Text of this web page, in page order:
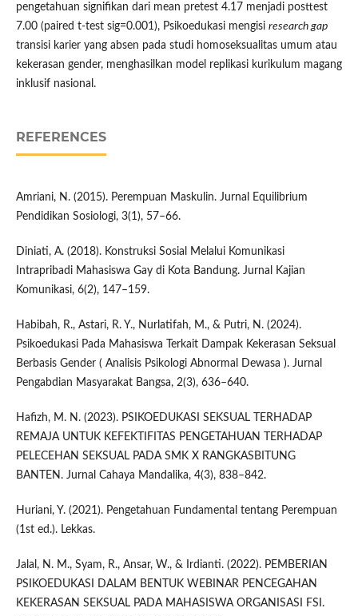
pengetahuan signifikan dari mean pretest 4.17 menjadi posttest
7.00 (paired t-test sig=0.001), Psikoedukasi mengisi research gap
transisi karier yang absen pada studi homoseksualitas umum atau
kekerasan gender, menghasilkan model replikasi kurikulum magang
inklusif nasional.
REFERENCES
Amriani, N. (2015). Perempuan Maskulin. Jurnal Equilibrium
Pendidikan Sosiologi, 3(1), 57–66.
Diniati, A. (2018). Konstruksi Sosial Melalui Komunikasi
Intrapribadi Mahasiswa Gay di Kota Bandung. Jurnal Kajian
Komunikasi, 6(2), 147–159.
Habibah, R., Astari, R. Y., Nurlatifah, M., & Putri, N. (2024).
Psikoedukasi Pada Mahasiswa Terkait Dampak Kekerasan Seksual
Berbasis Gender ( Analisis Psikologi Abnormal Dewasa ). Jurnal
Pengabdian Masyarakat Bangsa, 2(3), 636–640.
Hafizh, M. N. (2023). PSIKOEDUKASI SEKSUAL TERHADAP
REMAJA UNTUK KEFEKTIFITAS PENGETAHUAN TERHADAP
PELECEHAN SEKSUAL PADA SMK X RANGKASBITUNG
BANTEN. Jurnal Cahaya Mandalika, 4(3), 838–842.
Huriani, Y. (2021). Pengetahuan Fundamental tentang Perempuan
(1st ed.). Lekkas.
Jalal, N. M., Syam, R., Ansar, W., & Irdianti. (2022). PEMBERIAN
PSIKOEDUKASI DALAM BENTUK WEBINAR PENCEGAHAN
KEKERASAN SEKSUAL PADA MAHASISWA ORGANISASI FSI.